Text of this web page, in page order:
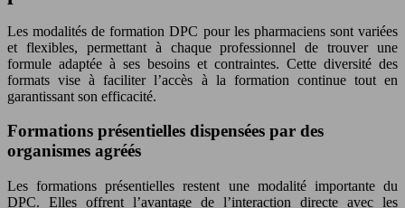
Les modalités de formation DPC pour les pharmaciens sont variées
et flexibles, permettant à chaque professionnel de trouver une
formule adaptée à ses besoins et contraintes. Cette diversité des
formats vise à faciliter l’accès à la formation continue tout en
garantissant son efficacité.
Formations présentielles dispensées par des
organismes agréés
Les formations présentielles restent une modalité importante du
DPC. Elles offrent l’avantage de l’interaction directe avec les